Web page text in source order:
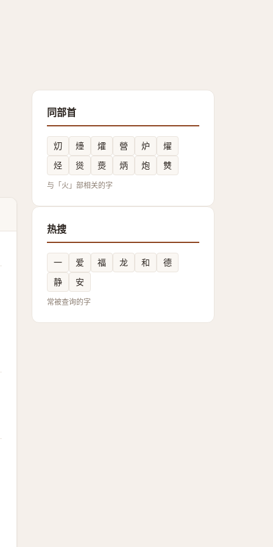
同部首
灱 㸀 㸌 營 炉
燿
烃
熧 㷼 炳 炮 㸈
与「火」部相关的字
热搜
一 爱 福 龙 和
德
静
安
常被查询的字